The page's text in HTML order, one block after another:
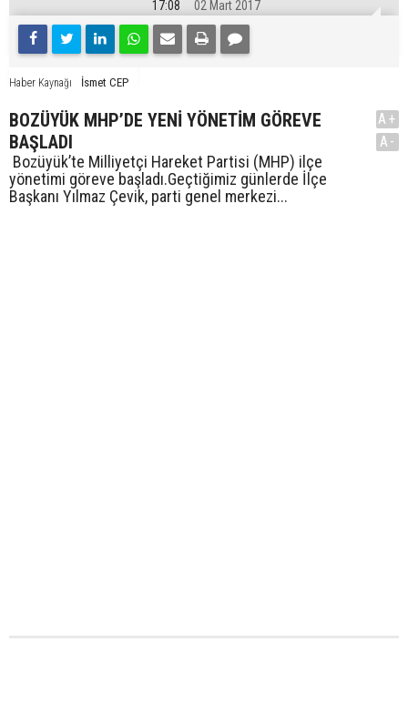
17:08 02 Mart 2017
Haber Kaynağı İsmet CEP
BOZÜYÜK MHP’DE YENİ YÖNETİM GÖREVE
BAŞLADI
Bozüyük’te Milliyetçi Hareket Partisi (MHP) ilçe
yönetimi göreve başladı.Geçtiğimiz günlerde İlçe
Başkanı Yılmaz Çevik, parti genel merkezi...
A+
A-